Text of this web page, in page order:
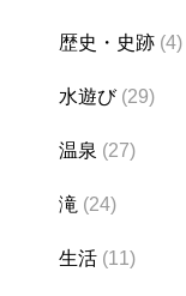
歴史・史跡 (4)
水遊び(29)
温泉 (27)
滝 (24)
生活 (11)